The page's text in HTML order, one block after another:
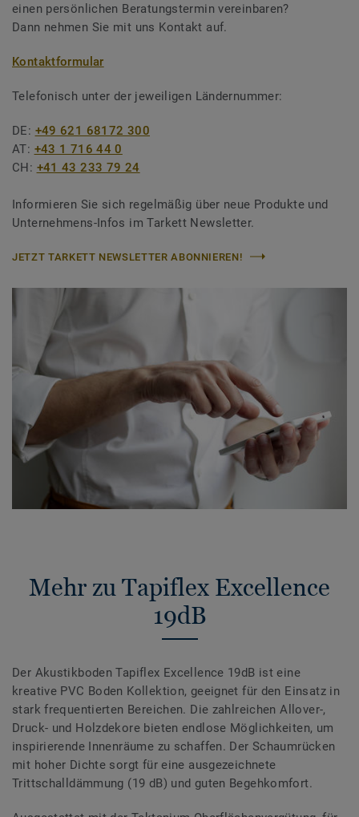
einen persönlichen Beratungstermin vereinbaren?
Dann nehmen Sie mit uns Kontakt auf.
Kontaktformular
Telefonisch unter der jeweiligen Ländernummer:
DE: +49 621 68172 300
AT: +43 1 716 44 0
CH: +41 43 233 79 24
Informieren Sie sich regelmäßig über neue Produkte und
Unternehmens-Infos im Tarkett Newsletter.
JETZT TARKETT NEWSLETTER ABONNIEREN!
Mehr zu Tapiflex Excellence
19dB
Der Akustikboden Tapiflex Excellence 19dB ist eine
kreative PVC Boden Kollektion, geeignet für den Einsatz in
stark frequentierten Bereichen. Die zahlreichen Allover-,
Druck- und Holzdekore bieten endlose Möglichkeiten, um
inspirierende Innenräume zu schaffen. Der Schaumrücken
mit hoher Dichte sorgt für eine ausgezeichnete
Trittschalldämmung (19 dB) und guten Begehkomfort.